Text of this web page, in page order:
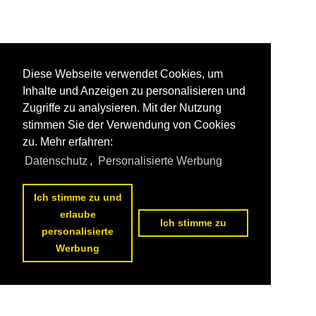
Diese Webseite verwendet Cookies, um
Inhalte und Anzeigen zu personalisieren und
Zugriffe zu analysieren. Mit der Nutzung
stimmen Sie der Verwendung von Cookies
zu. Mehr erfahren:
Datenschutz , Personalisierte Werbung
Ich stimme zu und
erlaube
personalisierte
Werbung
Ich stimme zu